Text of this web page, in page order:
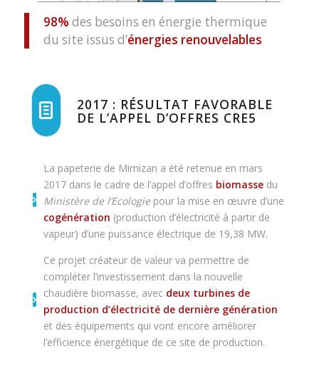
98% des besoins en énergie thermique
du site issus d’énergies renouvelables
2017 : RÉSULTAT FAVORABLE
DE L’APPEL D’OFFRES CRE5
La papeterie de Mimizan a été retenue en mars
2017 dans le cadre de l’appel d’offres biomassedu
Ministère de l’Ecologiepour la mise en œuvre d’une
cogénération (production d’électricité à partir de
vapeur) d’une puissance électrique de 19,38 MW.
Ce projet créateur de valeur va permettre de
compléter l’investissement dans la nouvelle
chaudière biomasse, avec deux turbines de
production d’électricité de dernière génération
et des équipements qui vont encore améliorer
l’efficience énergétique de ce site de production.